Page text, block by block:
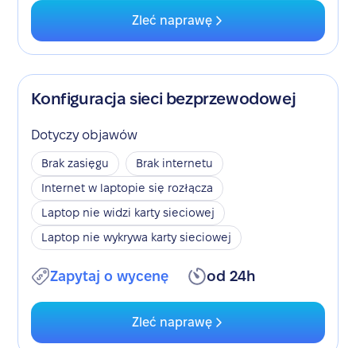
Zleć naprawę
Konfiguracja sieci bezprzewodowej
Dotyczy objawów
Brak zasięgu
Brak internetu
Internet w laptopie się rozłącza
Laptop nie widzi karty sieciowej
Laptop nie wykrywa karty sieciowej
Zapytaj o wycenę od 24h
Zleć naprawę